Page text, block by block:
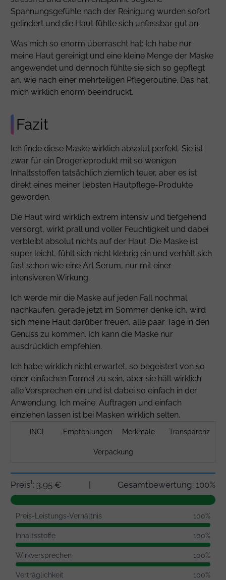
Spannungsgefühle nach der Reinigung wurden sofort
gelindert und die Haut fühlte sich unfassbar gut an.
Was mich so enorm überrascht hat: Ich habe nur
meine Haut gereinigt und eine kleine Menge der Maske
angewendet und dennoch fühlte sie sich so gepflegt
an, wie nach einer mehrteiligen Pflegeroutine. Das hat
mich wirklich enorm beeindruckt.
Fazit
Ich finde diese Maske wirklich absolut perfekt. Sie ist
zwar für ein Drogerieprodukt mit so wenigen
Inhaltsstoffen tatsächlich ziemlich teuer, aber es ist
direkt eines meiner liebsten Hautpflege-Produkte
geworden.
Die Haut wird wirklich extrem intensiv und tiefgehend
versorgt, wirkt prall und voller Feuchtigkeit und dabei
verbleibt absolut nichts auf der Haut. Die Maske ist
super leicht, fühlt sich nicht klebrig ein und verhält sich
fast schon wie eine Art Serum, nur mit einer
intensiveren Wirkung.
Ich werde mir die Maske auf jeden Fall nochmal
nachkaufen, gerade jetzt im Sommer denke ich, wird
sich meine Haut darüber freuen, alle paar Tage in den
Genuss zu kommen. Ich kann die Maske nur
ausdrücklich empfehlen.
Ich habe wirklich nicht erwartet, so begeistert von so
einer einfachen Formel zu sein, aber sie hält wirklich
alle Versprechen ein und ist dabei so einfach in der
Anwendung. Ich meine: Auftragen und einfach
einziehen lassen ist bei Masken wirklich selten.
INCI Empfehlungen Merkmale Transparenz
Verpackung
Preis¹: 3,95 € Gesamtbewertung: 100%
Preis-Leistungs-Verhältnis 100%
Inhaltsstoffe 100%
Wirkversprechen 100%
Verträglichkeit 100%